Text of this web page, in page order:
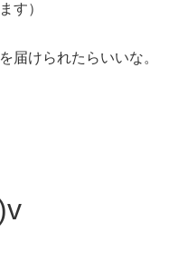
す）
届けられたらいいな。